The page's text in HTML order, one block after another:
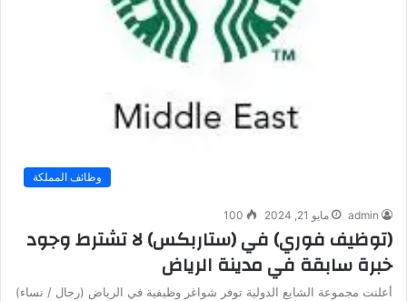
وظائف المملكة
admin مايو 21, 2024 100
(توظيف فوري) في (ستاربكس) لا تشترط وجود
خبرة سابقة في مدينة الرياض
أعلنت مجموعة الشايع الدولية توفر شواغر وظيفية في الرياض (رجال / نساء)